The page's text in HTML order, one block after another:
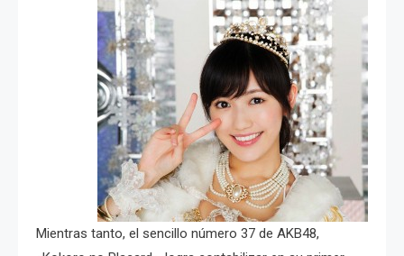
Mientras tanto, el sencillo número 37 de AKB48,